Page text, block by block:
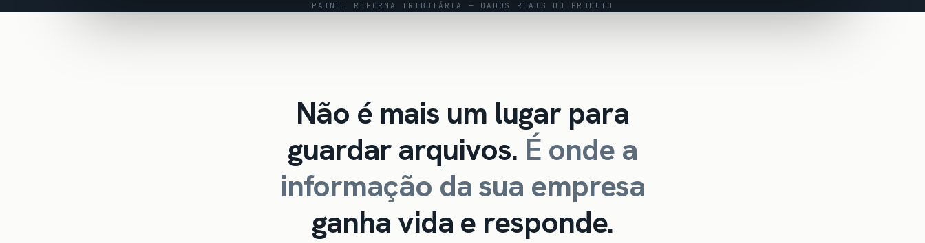
PAINEL REFORMA TRIBUTÁRIA — DADOS REAIS DO PRODUTO
Não é mais um lugar para
guardar arquivos. É onde a
informação da sua empresa
ganha vida e responde.